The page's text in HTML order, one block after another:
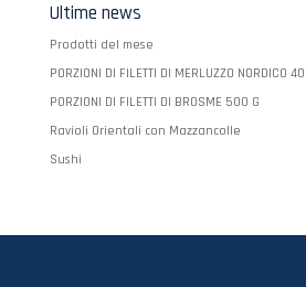
Ultime news
Prodotti del mese
PORZIONI DI FILETTI DI MERLUZZO NORDICO
PORZIONI DI FILETTI DI BROSME 500 G
Ravioli Orientali con Mazzancolle
Sushi